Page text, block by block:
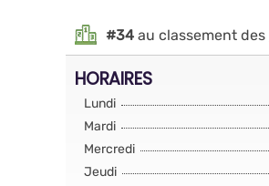
#34 au classement des
HORAIRES
Lundi
Mardi
Mercredi
Jeudi